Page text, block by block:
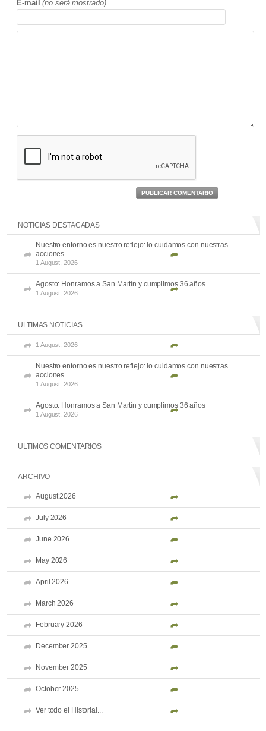
E-mail (no será mostrado)
PUBLICAR COMENTARIO
NOTICIAS DESTACADAS
Nuestro entorno es nuestro reflejo: lo cuidamos con nuestras
acciones
1 August, 2026
Agosto: Honramos a San Martín y cumplimos 36 años
1 August, 2026
ULTIMAS NOTICIAS
1 August, 2026
Nuestro entorno es nuestro reflejo: lo cuidamos con nuestras
acciones
1 August, 2026
Agosto: Honramos a San Martín y cumplimos 36 años
1 August, 2026
ULTIMOS COMENTARIOS
ARCHIVO
August 2026
July 2026
June 2026
May 2026
April 2026
March 2026
February 2026
December 2025
November 2025
October 2025
Ver todo el Historial...